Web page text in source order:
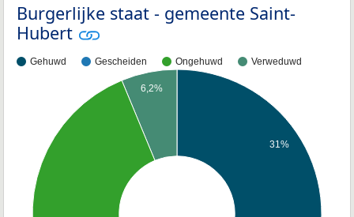
Burgerlijke staat - gemeente Saint-
Hubert
Gehuwd Gescheiden Ongehuwd Verweduwd
31%
6,2%